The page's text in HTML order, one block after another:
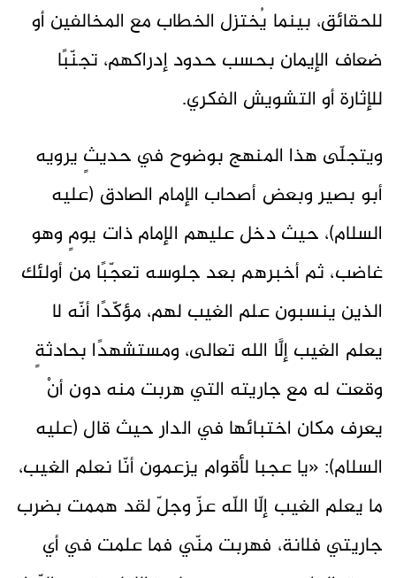
للحقائق، بينما يُختزل الخطاب مع المخالفين أو
ضعاف الإيمان بحسب حدود إدراكهم، تجنّبًا
للإثارة أو التشويش الفكري.
ويتجلّى هذا المنهج بوضوح في حديثٍ يرويه
أبو بصير وبعض أصحاب الإمام الصادق (عليه
السلام)، حيث دخل عليهم الإمام ذات يومٍ وهو
غاضب، ثم أخبرهم بعد جلوسه تعجّبًا من أولئك
الذين ينسبون علم الغيب لهم، مؤكّدًا أنّه لا
يعلم الغيب إلَّا الله تعالى، ومستشهدًا بحادثةٍ
وقعت له مع جاريته التي هربت منه دون أنْ
يعرف مكان اختبائها في الدار حيث قال (عليه
السلام): «يا عجبا لأقوام يزعمون أنّا نعلم الغيب،
ما يعلم الغيب إلّا اللّه عزّ وجلّ لقد هممت بضرب
جاريتي فلانة، فهربت منّي فما علمت في أي